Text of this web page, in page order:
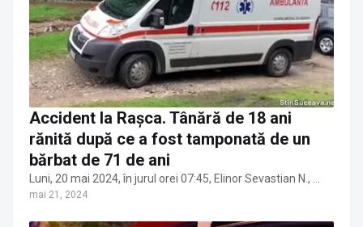
Accident la Rașca. Tânără de 18 ani
rănită după ce a fost tamponată de un
bărbat de 71 de ani
Luni, 20 mai 2024, în jurul orei 07:45, Elinor Sevastian N., …
mai 21, 2024